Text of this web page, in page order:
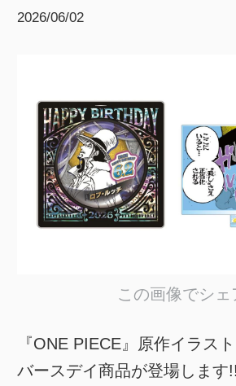
2026/06/02
この画像でシェ
『ONE PIECE』原作イラス
バースデイ商品が登場します!!